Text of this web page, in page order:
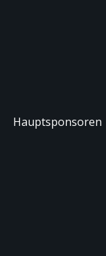
Hauptsponsoren